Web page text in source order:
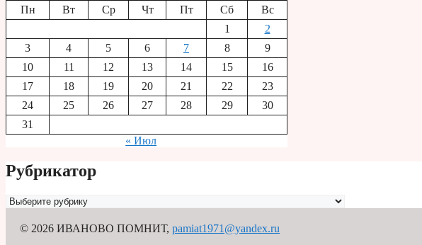
Пн
Вт Ср Чт Пт Сб
Вс
1
2
3
4 5 6 7 8
9
10
11 12 13 14 15
16
17
18 19 20 21 22
23
24
25 26 27 28 29
30
31
« Июл
Рубрикатор
Рубрикатор
© 2026 ИВАНОВО ПОМНИТ, pamiat1971@yandex.ru